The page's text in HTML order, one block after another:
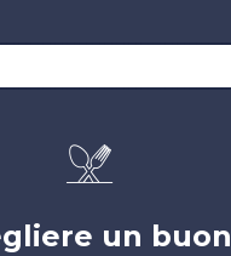
un buon